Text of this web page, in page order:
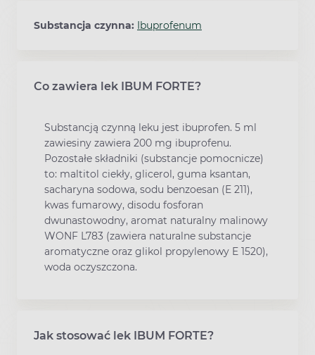
Substancja czynna: Ibuprofenum
Co zawiera lek IBUM FORTE?
Substancją czynną leku jest ibuprofen. 5 ml
zawiesiny zawiera 200 mg ibuprofenu.
Pozostałe składniki (substancje pomocnicze)
to: maltitol ciekły, glicerol, guma ksantan,
sacharyna sodowa, sodu benzoesan (E 211),
kwas fumarowy, disodu fosforan
dwunastowodny, aromat naturalny malinowy
WONF L783 (zawiera naturalne substancje
aromatyczne oraz glikol propylenowy E 1520),
woda oczyszczona.
Jak stosować lek IBUM FORTE?